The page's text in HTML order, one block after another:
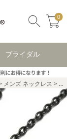
0
ブライダル
メンズ ネックレス